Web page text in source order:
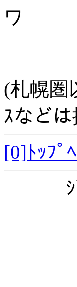
ワ
(札幌圏
ｽなど
[0]ﾄｯﾌﾟ